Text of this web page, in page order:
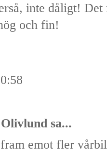
inte dåligt! Det
och fin!
Olivlund sa...
emot fler